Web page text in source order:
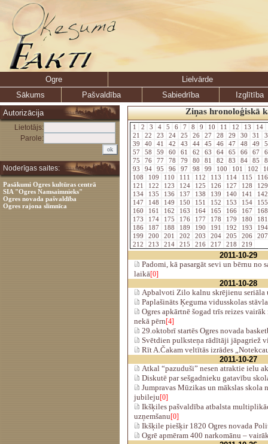
Ogre
Lielvārde
Sākums
Pašvaldība Sabiedrība
Izglītība
Autorizācija
Lietotājs:
Parole:
Noderīgas saites:
Pasākumi Ogres kultūras centrā
SIA "Ogres Namsaimnieks"
Ogres novada pašvaldība
Ogres rajona slimnīca
Ziņas hronoloģiskā
1 2 3 4 5 6 7 8 9 10 11 12 13 14
21
22 23 24 25 26 27 28 29 30 31
39
40 41 42 43 44 45 46 47 48 49
57
58 59 60 61 62 63 64 65 66 67
75
76 77 78 79 80 81 82 83 84 85
93
94 95 96 97 98 99 100 101 102
108
109 110 111 112 113 114 115
121
122 123 124 125 126 127 128
134
135 136 137 138 139 140 141
147
148 149 150 151 152 153 154
160
161 162 163 164 165 166 167
173
174 175 176 177 178 179 180
186
187 188 189 190 191 192 193
199
200 201 202 203 204 205 206
212
213 214 215 216 217 218 219
2011-10-29
Padomi, kā pasargāt sevi un bērnu no
laikā[0]
2011-10-28
Apbalvoti Zilo kalnu skrējienu seriāla
Paplašināts Ķeguma vidusskolas
Ogres apkārtnē šogad trīs reizes
nekā pērn[4]
29.oktobrī startēs Ogres novada
Svētdien pulksteņa rādītāji jāpagriež
Rīt A.Čakam veltītās izrādes
2011-10-27
Atkal “pazuduši” nesen atraktie ielu
Diskutē par sešgadnieku gatavību
Jumpravas Mūzikas un mākslas skola
jubileju[0]
Ikšķiles pašvaldība atbalsta
uzņemšanu[0]
Ikšķile piešķir 1820 Ogres novada
Ogrē apmēram 400 narkomānu –